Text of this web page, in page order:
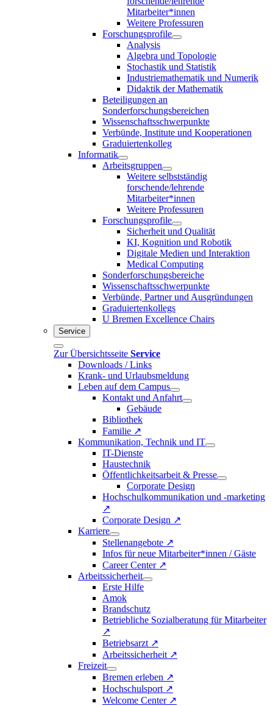
Mitarbeiter*innen
Weitere Professuren
Forschungsprofile
Analysis
Algebra und Topologie
Stochastik und Statistik
Industriemathematik und Numerik
Didaktik der Mathematik
Beteiligungen an
Sonderforschungsbereichen
Wissenschaftsschwerpunkte
Verbünde, Institute und Kooperationen
Graduiertenkolleg
Informatik
Arbeitsgruppen
Weitere selbstständig
forschende/lehrende
Mitarbeiter*innen
Weitere Professuren
Forschungsprofile
Sicherheit und Qualität
KI, Kognition und Robotik
Digitale Medien und Interaktion
Medical Computing
Sonderforschungsbereiche
Wissenschaftsschwerpunkte
Verbünde, Partner und Ausgründungen
Graduiertenkollegs
U Bremen Excellence Chairs
Service
Zur Übersichtsseite Service
Downloads / Links
Krank- und Urlaubsmeldung
Leben auf dem Campus
Kontakt und Anfahrt
Gebäude
Bibliothek
Familie ↗
Kommunikation, Technik und IT
IT-Dienste
Haustechnik
Öffentlichkeitsarbeit & Presse
Corporate Design
Hochschulkommunikation und -marketing
↗
Corporate Design ↗
Karriere
Stellenangebote ↗
Infos für neue Mitarbeiter*innen / Gäste
Career Center ↗
Arbeitssicherheit
Erste Hilfe
Amok
Brandschutz
Betriebliche Sozialberatung für Mitarbeiter
↗
Betriebsarzt ↗
Arbeitssicherheit ↗
Freizeit
Bremen erleben ↗
Hochschulsport ↗
Welcome Center ↗